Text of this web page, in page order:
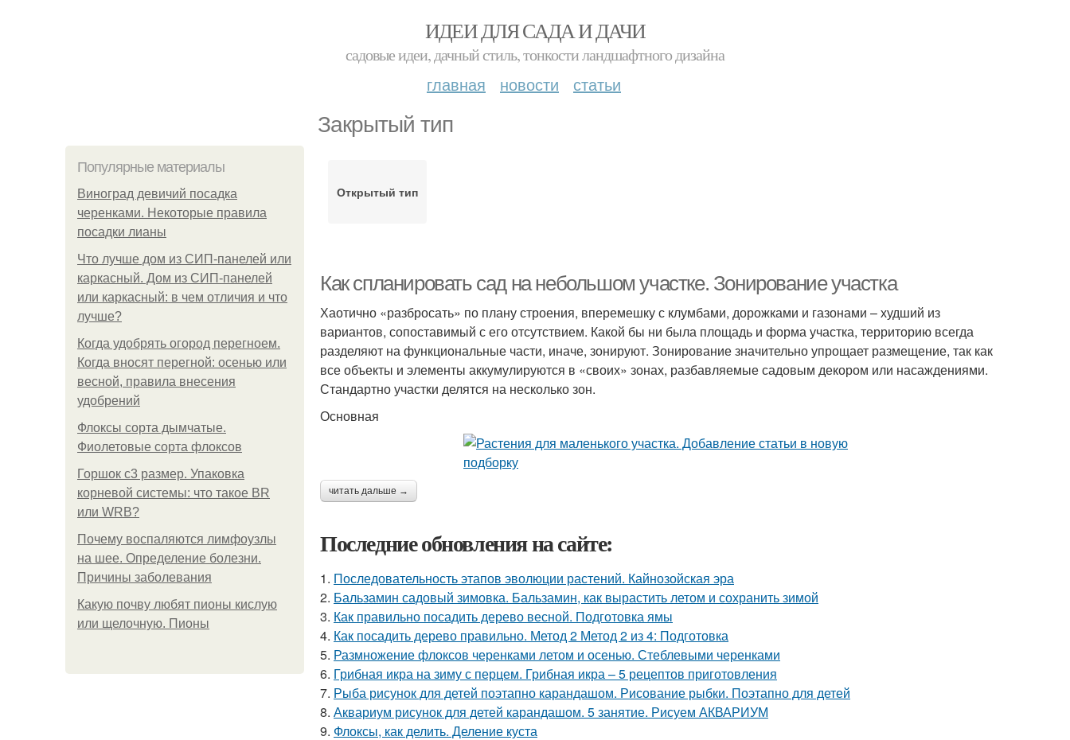
ИДЕИ ДЛЯ САДА И ДАЧИ
садовые идеи, дачный стиль, тонкости ландшафтного дизайна
главная новости статьи
Закрытый тип
Популярные материалы
Виноград девичий посадка
черенками. Некоторые правила
посадки лианы
Что лучше дом из СИП-панелей или
каркасный. Дом из СИП-панелей
или каркасный: в чем отличия и что
лучше?
Когда удобрять огород перегноем.
Когда вносят перегной: осенью или
весной, правила внесения
удобрений
Флоксы сорта дымчатые.
Фиолетовые сорта флоксов
Горшок с3 размер. Упаковка
корневой системы: что такое BR
или WRB?
Почему воспаляются лимфоузлы
на шее. Определение болезни.
Причины заболевания
Какую почву любят пионы кислую
или щелочную. Пионы
Открытый тип
Как спланировать сад на небольшом участке. Зонирование участка
Хаотично «разбросать» по плану строения, вперемешку с клумбами, дорожками и газонами – худший из
вариантов, сопоставимый с его отсутствием. Какой бы ни была площадь и форма участка, территорию всегда
разделяют на функциональные части, иначе, зонируют. Зонирование значительно упрощает размещение, так как
все объекты и элементы аккумулируются в «своих» зонах, разбавляемые садовым декором или насаждениями.
Стандартно участки делятся на несколько зон.
Основная
читать дальше →
Последние обновления на сайте:
1. Последовательность этапов эволюции растений. Кайнозойская эра
2. Бальзамин садовый зимовка. Бальзамин, как вырастить летом и сохранить зимой
3. Как правильно посадить дерево весной. Подготовка ямы
4. Как посадить дерево правильно. Метод 2 Метод 2 из 4: Подготовка
5. Размножение флоксов черенками летом и осенью. Стеблевыми черенками
6. Грибная икра на зиму с перцем. Грибная икра – 5 рецептов приготовления
7. Рыба рисунок для детей поэтапно карандашом. Рисование рыбки. Поэтапно для детей
8. Аквариум рисунок для детей карандашом. 5 занятие. Рисуем АКВАРИУМ
9. Флоксы, как делить. Деление куста